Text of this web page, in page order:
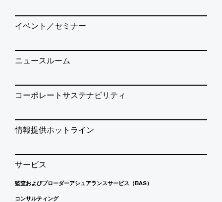
イベント／セミナー
ニュースルーム
コーポレートサステナビリティ
情報提供ホットライン
サービス
監査およびブローダーアシュアランスサービス（BAS）
コンサルティング